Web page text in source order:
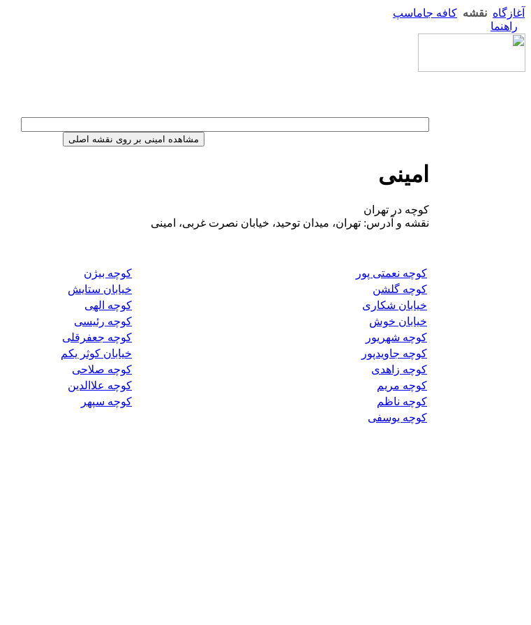
آغازگاه نقشه کافه جاماسپ
راهنما
امینی
کوچه در تهران
نقشه و آدرس: تهران، میدان توحید، خیابان نصرت غربی، امینی
کوچه نعمتی پور
کوچه بیژن
کوچه گلشن
خیابان ستایش
خیابان شکاری
کوچه الهی
خیابان خوش
کوچه رئیسی
کوچه شهریور
کوچه جعفرقلی
کوچه جاویدپور
خیابان کوثر یکم
کوچه زاهدی
کوچه صلاحی
کوچه مریم
کوچه علاالدین
کوچه ناظم
کوچه سپهر
کوچه یوسفی